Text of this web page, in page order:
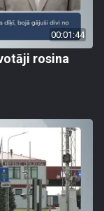
00:01:44
rosina